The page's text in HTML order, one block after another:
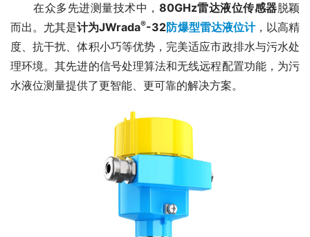
在众多先进测量技术中， 80GHz雷达液位传感器脱颖
而出。尤其是计为JWrada®-32防爆型雷达液位计，以高精
度、抗干扰、体积小巧等优势，完美适应市政排水与污水处
理环境。其先进的信号处理算法和无线远程配置功能，为污
水液位测量提供了更智能、更可靠的解决方案。